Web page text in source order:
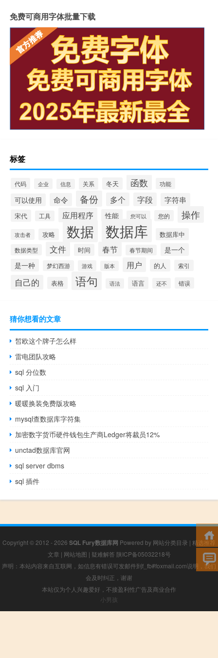
免费可商用字体批量下载
标签
代码 企业 信息 关系 冬天 函数 功能
可以使用 命令 备份 多个 字段 字符串
宋代 工具 应用程序 性能 您可以 您的 操作
攻击者 攻略 数据 数据库 数据库中
数据类型 文件 时间 春节 春节期间
是一个
是一种
梦幻西游 游戏 版本 用户 的人 索引
自己的 表格 语句 语法 语言 还不 错误
猜你想看的文章
皙欧这个牌子怎么样
雷电团队攻略
sql 分位数
sql 入门
暖暖换装免费版攻略
mysql查数据库字符集
加密数字货币硬件钱包生产商Ledger将裁员12%
unctad数据库官网
sql server dbms
sql 插件
Copyright © 2012 - 2026 SQL Fury数据库网 Powered by 网站分类目录 | 精选推荐
文章 | 网站地图 | 疑难解答 陕ICP备05032218号
声明：本站内容来自互联网，如信息有错误可发邮件到f_fb#foxmail.com说明，我们
会及时纠正，谢谢
本站仅为个人兴趣爱好，不接盈利性广告及商业合作
小男孩